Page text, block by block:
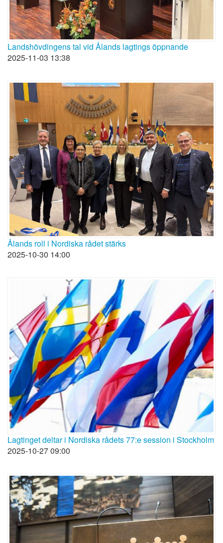
Landshövdingens tal vid Ålands lagtings öppnande
2025-11-03 13:38
Ålands roll i Nordiska rådet stärks
2025-10-30 14:00
Lagtinget deltar i Nordiska rådets 77:e session i Stockholm
2025-10-27 09:00